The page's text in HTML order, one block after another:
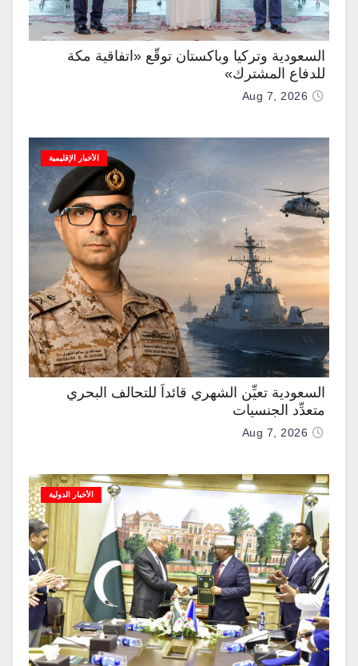
السعودية وتركيا وباكستان توقّع «اتفاقية مكة
للدفاع المشترك»
Aug 7, 2026
الأخبار الإقليمية
السعودية تعيِّن الشهري قائداً للتحالف البحري
متعدِّد الجنسيات
Aug 7, 2026
الأخبار الدولية